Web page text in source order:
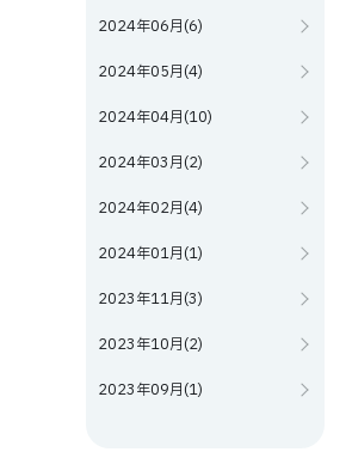
2024年06月(6)
2024年05月(4)
2024年04月(10)
2024年03月(2)
2024年02月(4)
2024年01月(1)
2023年11月(3)
2023年10月(2)
2023年09月(1)